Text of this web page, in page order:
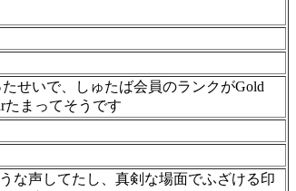
せいで、しゅたば会員のランクがGold
たまってそうです
な声してたし、真剣な場面でふざける印